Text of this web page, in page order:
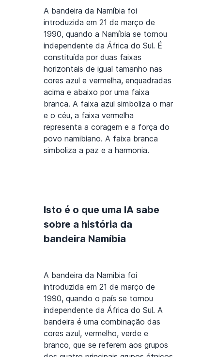
A bandeira da Namíbia foi
introduzida em 21 de março de
1990, quando a Namíbia se tornou
independente da África do Sul. É
constituída por duas faixas
horizontais de igual tamanho nas
cores azul e vermelha, enquadradas
acima e abaixo por uma faixa
branca. A faixa azul simboliza o mar
e o céu, a faixa vermelha
representa a coragem e a força do
povo namibiano. A faixa branca
simboliza a paz e a harmonia.
Isto é o que uma IA sabe
sobre a história da
bandeira Namíbia
A bandeira da Namíbia foi
introduzida em 21 de março de
1990, quando o país se tornou
independente da África do Sul. A
bandeira é uma combinação das
cores azul, vermelho, verde e
branco, que se referem aos grupos